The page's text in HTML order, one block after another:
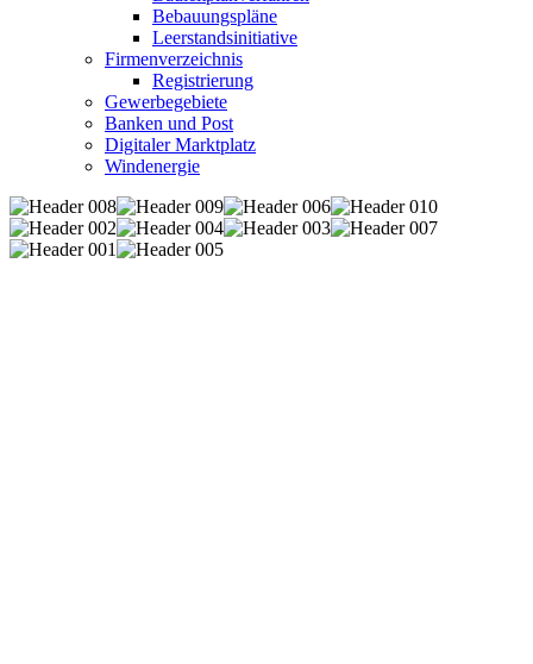
Bebauungspläne
Leerstandsinitiative
Firmenverzeichnis
Registrierung
Gewerbegebiete
Banken und Post
Digitaler Marktplatz
Windenergie